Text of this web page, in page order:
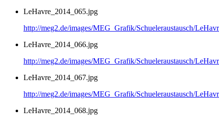
LeHavre_2014_065.jpg
http://meg2.de/images/MEG_Grafik/Schueleraustausch/
LeHavre_2014_066.jpg
http://meg2.de/images/MEG_Grafik/Schueleraustausch/
LeHavre_2014_067.jpg
http://meg2.de/images/MEG_Grafik/Schueleraustausch/
LeHavre_2014_068.jpg